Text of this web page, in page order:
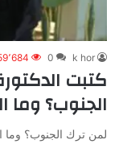
k hor
0
كتبت
الجنوب؟ وما
لمن ترك الجنوب؟ وما